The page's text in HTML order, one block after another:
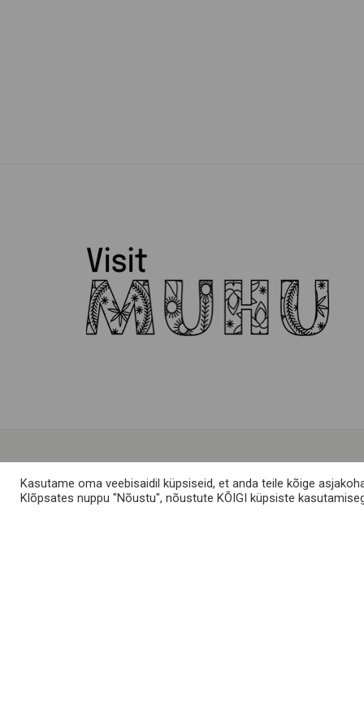
Kasutame oma veebisaidil küpsiseid, et anda teile kõige
Klõpsates nuppu "Nõustu", nõustute KÕIGI küpsiste